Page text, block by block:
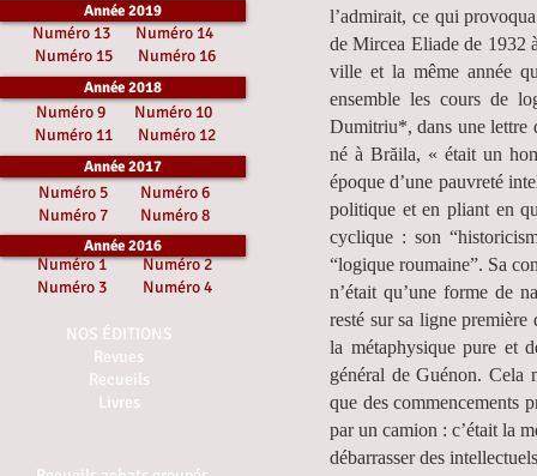
l’admirait, ce qui
de Mircea Eliade de 1932
ville et la même année
ensemble les cours de
Dumitriu*, dans une lettre
né à Brăila, « était un
époque d’une pauvreté
politique et en pliant en
cyclique : son
“logique roumaine”. Sa
n’était qu’une forme de
resté sur sa ligne
la métaphysique pure et
général de Guénon. Cela
que des commencements
par un camion : c’était la
débarrasser des
Année 2019
Numéro 13 Numéro 14
Numéro 15 Numéro 16
Année 2018
Numéro 9 Numéro 10
Numéro 11 Numéro 12
Année 2017
Numéro 5 Numéro 6
Numéro 7 Numéro 8
Année 2016
Numéro 1Numéro 2
Numéro 3 Numéro 4
NOS ÉDITIONS
Revues
Recueils
Livres